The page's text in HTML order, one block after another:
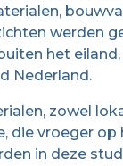
werden
het
Nederland.
zowel
die vroeger op
in deze